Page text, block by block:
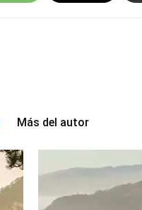
Más del autor